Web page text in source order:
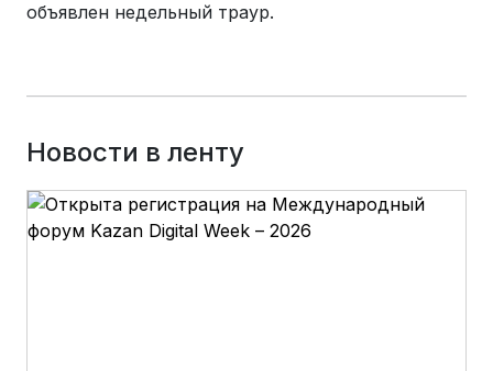
объявлен недельный траур.
Новости в ленту